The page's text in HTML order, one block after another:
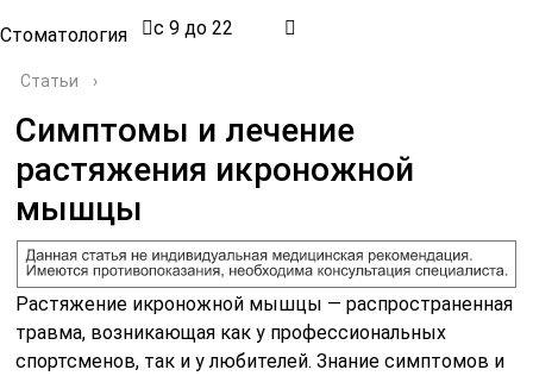
Стоматология с 9 до 22
Статьи ›
Симптомы и лечение
растяжения икроножной
мышцы
Растяжение икроножной мышцы — распространенная
травма, возникающая как у профессиональных
спортсменов, так и у любителей. Знание симптомов и